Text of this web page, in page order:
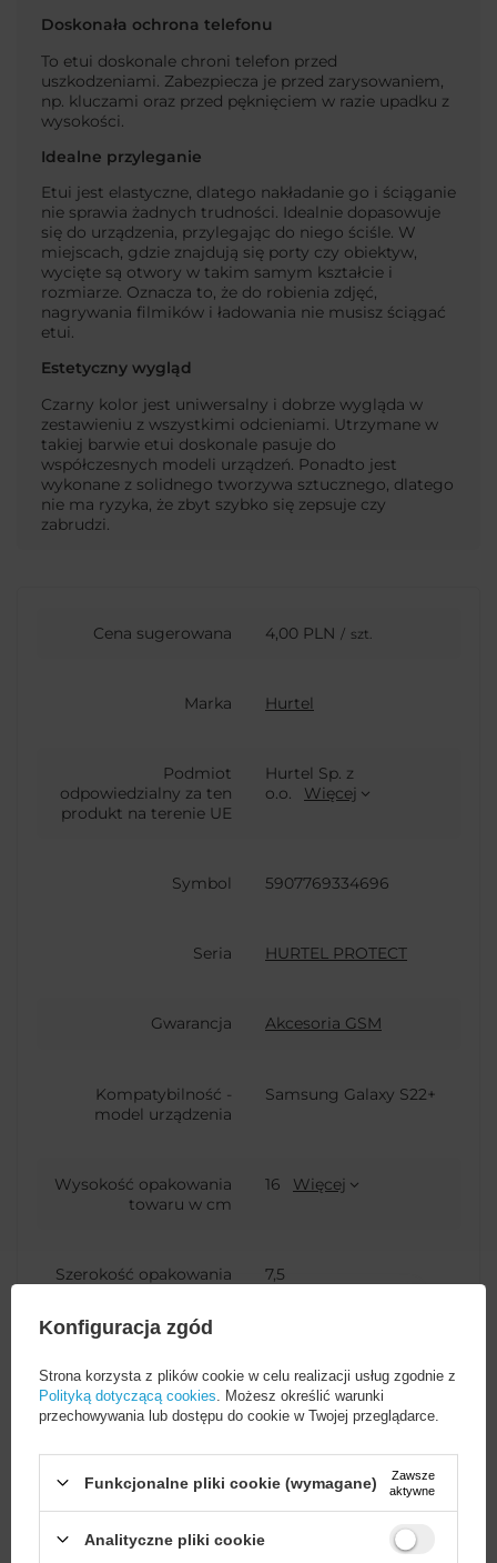
Doskonała ochrona telefonu
To etui doskonale chroni telefon przed
uszkodzeniami. Zabezpiecza je przed zarysowaniem,
np. kluczami oraz przed pęknięciem w razie upadku z
wysokości.
Idealne przyleganie
Etui jest elastyczne, dlatego nakładanie go i ściąganie
nie sprawia żadnych trudności. Idealnie dopasowuje
się do urządzenia, przylegając do niego ściśle. W
miejscach, gdzie znajdują się porty czy obiektyw,
wycięte są otwory w takim samym kształcie i
rozmiarze. Oznacza to, że do robienia zdjęć,
nagrywania filmików i ładowania nie musisz ściągać
etui.
Estetyczny wygląd
Czarny kolor jest uniwersalny i dobrze wygląda w
zestawieniu z wszystkimi odcieniami. Utrzymane w
takiej barwie etui doskonale pasuje do
współczesnych modeli urządzeń. Ponadto jest
wykonane z solidnego tworzywa sztucznego, dlatego
nie ma ryzyka, że zbyt szybko się zepsuje czy
zabrudzi.
Cena sugerowana 4,00 PLN / szt.
Marka Hurtel
Podmiot
odpowiedzialny za ten
produkt na terenie UE
Hurtel Sp. z
o.o.
Więcej
Symbol 5907769334696
Seria HURTEL PROTECT
Gwarancja Akcesoria GSM
Kompatybilność -
model urządzenia
Samsung Galaxy S22+
Wysokość opakowania
towaru w cm
16 Więcej
Szerokość opakowania
7,5
towaru w cm
Zastosowanie Do smartfona
Konfiguracja zgód
Strona korzysta z plików cookie w celu realizacji usług zgodnie z
Polityką dotyczącą cookies . Możesz określić warunki
przechowywania lub dostępu do cookie w Twojej przeglądarce.
Funkcjonalne pliki cookie (wymagane)
Zawsze
aktywne
Analityczne pliki cookie